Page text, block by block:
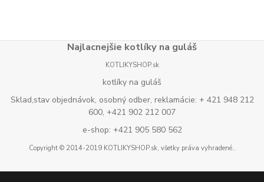
Najlacnejšie kotlíky na guláš
KOTLIKYSHOP.sk
kotlíky na guláš
Sklad,stav objednávok, osobný odber, reklamácie: + 421 948 212
600, +421 902 212 007
e-shop: +421 905 580 562
Copyright © 2014-2019 KOTLIKYSHOP.sk, všetky práva vyhradené..